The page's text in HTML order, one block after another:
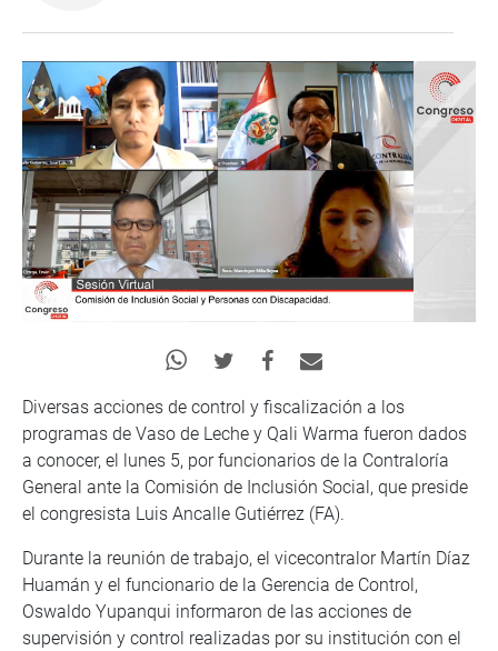
Diversas acciones de control y fiscalización a los
programas de Vaso de Leche y Qali Warma fueron dados
a conocer, el lunes 5, por funcionarios de la Contraloría
General ante la Comisión de Inclusión Social, que preside
el congresista Luis Ancalle Gutiérrez (FA).
Durante la reunión de trabajo, el vicecontralor Martín Díaz
Huamán y el funcionario de la Gerencia de Control,
Oswaldo Yupanqui informaron de las acciones de
supervisión y control realizadas por su institución con el